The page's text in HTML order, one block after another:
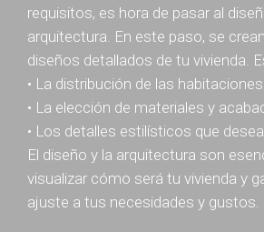
requisitos, es hora de pasar al
arquitectura. En este paso, se
diseños detallados de tu vivienda.
• La distribución de las
• La elección de materiales y
• Los detalles estilísticos que
El diseño y la arquitectura son
visualizar cómo será tu vivienda y
ajuste a tus necesidades y gustos.